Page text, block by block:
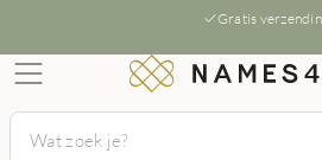
Gratis